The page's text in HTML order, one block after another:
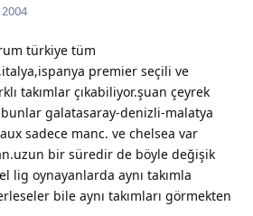
türkiye tüm
premier seçili ve
takımlar çıkabiliyor.şuan çeyrek
galatasaray-denizli-malatya
sadece manc. ve chelsea var
bir süredir de böyle değişik
lig oynayanlarda aynı takımla
bile aynı takımları görmekten